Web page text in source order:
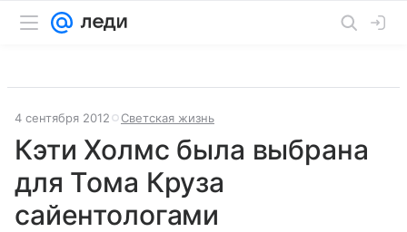
4 сентября 2012 Светская жизнь
Кэти Холмс была выбрана
для Тома Круза
сайентологами